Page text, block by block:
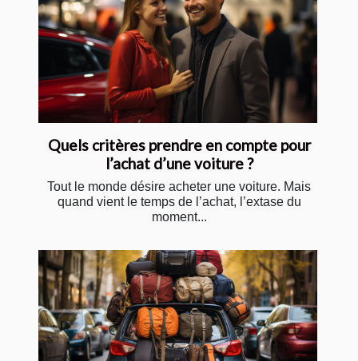
Quels critères prendre en compte pour
l’achat d’une voiture ?
Tout le monde désire acheter une voiture. Mais
quand vient le temps de l’achat, l’extase du
moment...